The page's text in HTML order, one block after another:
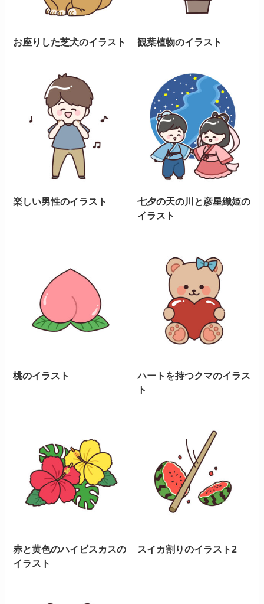
お座りした芝犬のイラスト 観葉植物のイラスト
楽しい男性のイラスト
七夕の天の川と彦星織姫の
イラスト
桃のイラスト
ハートを持つクマのイラス
ト
赤と黄色のハイビスカスの
イラスト
スイカ割りのイラスト2